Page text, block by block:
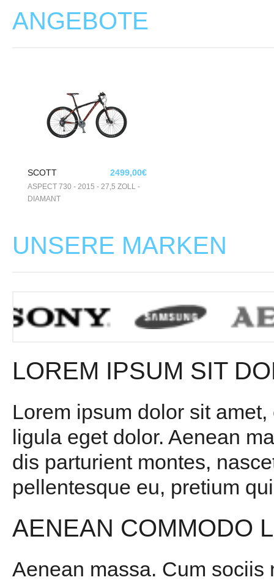
ANGEBOTE
SCOTT 2499,00€
ASPECT 730 - 2015 - 27,5 ZOLL -
DIAMANT
UNSERE MARKEN
LOREM IPSUM SIT
Lorem ipsum dolor sit
ligula eget dolor. Aenean
dis parturient montes,
pellentesque eu, pretium
AENEAN COMMODO
Aenean massa. Cum